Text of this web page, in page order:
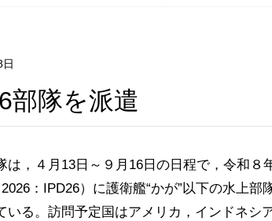
部隊を派遣
，４月13日～９月16日の日程で，令和８
：IPD26）に護衛艦“かが”以下の水上
いる。訪問予定国はアメリカ，インドネシ